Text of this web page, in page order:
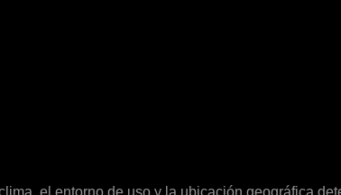
el entorno de uso y la ubicación geográfica